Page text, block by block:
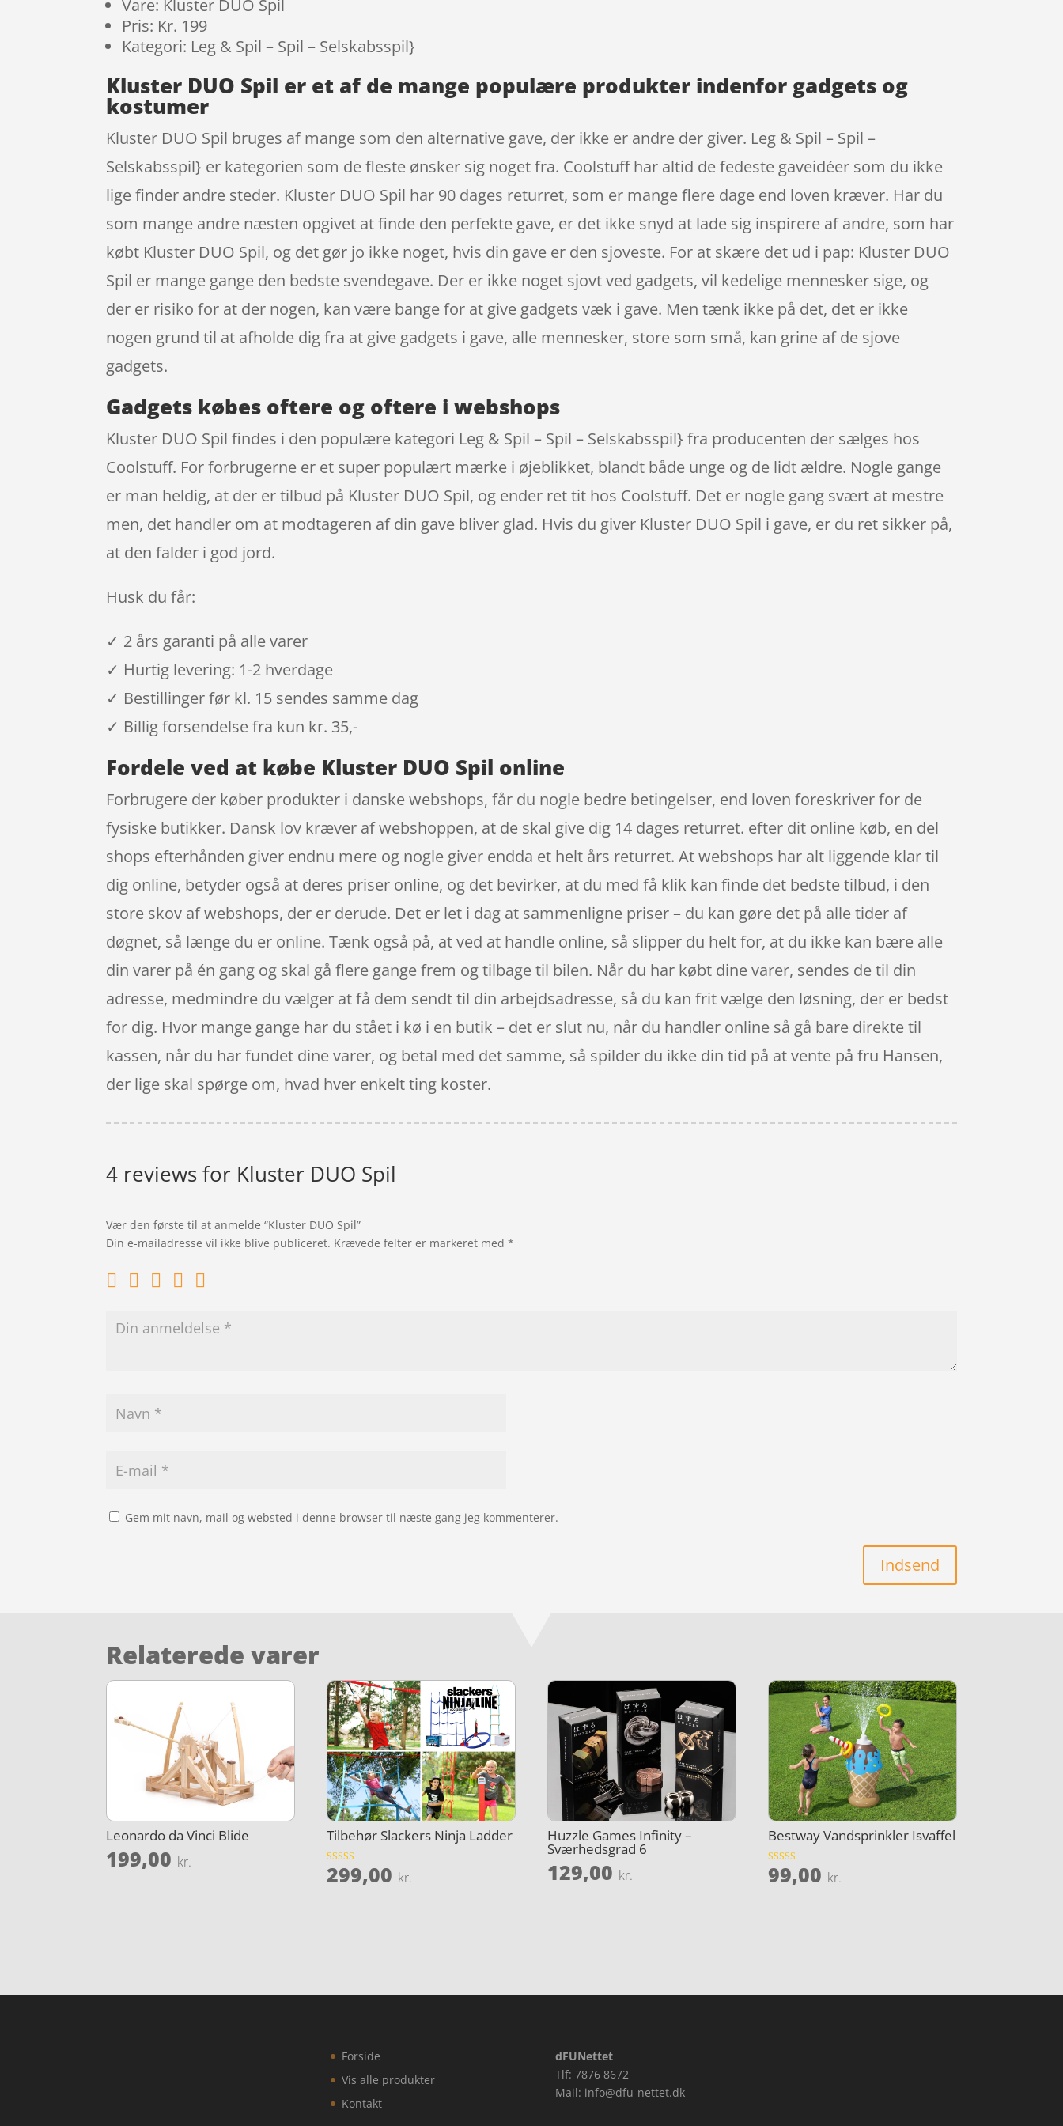
Vare: Kluster DUO Spil
Pris: Kr. 199
Kategori: Leg & Spil – Spil – Selskabsspil}
Kluster DUO Spil er et af de mange populære produkter indenfor gadgets og
kostumer
Kluster DUO Spil bruges af mange som den alternative gave, der ikke er andre der giver. Leg & Spil – Spil –
Selskabsspil} er kategorien som de fleste ønsker sig noget fra. Coolstuff har altid de fedeste gaveidéer som du ikke
lige finder andre steder. Kluster DUO Spil har 90 dages returret, som er mange flere dage end loven kræver. Har du
som mange andre næsten opgivet at finde den perfekte gave, er det ikke snyd at lade sig inspirere af andre, som har
købt Kluster DUO Spil, og det gør jo ikke noget, hvis din gave er den sjoveste. For at skære det ud i pap: Kluster DUO
Spil er mange gange den bedste svendegave. Der er ikke noget sjovt ved gadgets, vil kedelige mennesker sige, og
der er risiko for at der nogen, kan være bange for at give gadgets væk i gave. Men tænk ikke på det, det er ikke
nogen grund til at afholde dig fra at give gadgets i gave, alle mennesker, store som små, kan grine af de sjove
gadgets.
Gadgets købes oftere og oftere i webshops
Kluster DUO Spil findes i den populære kategori Leg & Spil – Spil – Selskabsspil} fra producenten der sælges hos
Coolstuff. For forbrugerne er et super populært mærke i øjeblikket, blandt både unge og de lidt ældre. Nogle gange
er man heldig, at der er tilbud på Kluster DUO Spil, og ender ret tit hos Coolstuff. Det er nogle gang svært at mestre
men, det handler om at modtageren af din gave bliver glad. Hvis du giver Kluster DUO Spil i gave, er du ret sikker på,
at den falder i god jord.
Husk du får:
✓ 2 års garanti på alle varer
✓ Hurtig levering: 1-2 hverdage
✓ Bestillinger før kl. 15 sendes samme dag
✓ Billig forsendelse fra kun kr. 35,-
Fordele ved at købe Kluster DUO Spil online
Forbrugere der køber produkter i danske webshops, får du nogle bedre betingelser, end loven foreskriver for de
fysiske butikker. Dansk lov kræver af webshoppen, at de skal give dig 14 dages returret. efter dit online køb, en del
shops efterhånden giver endnu mere og nogle giver endda et helt års returret. At webshops har alt liggende klar til
dig online, betyder også at deres priser online, og det bevirker, at du med få klik kan finde det bedste tilbud, i den
store skov af webshops, der er derude. Det er let i dag at sammenligne priser – du kan gøre det på alle tider af
døgnet, så længe du er online. Tænk også på, at ved at handle online, så slipper du helt for, at du ikke kan bære alle
din varer på én gang og skal gå flere gange frem og tilbage til bilen. Når du har købt dine varer, sendes de til din
adresse, medmindre du vælger at få dem sendt til din arbejdsadresse, så du kan frit vælge den løsning, der er bedst
for dig. Hvor mange gange har du stået i kø i en butik – det er slut nu, når du handler online så gå bare direkte til
kassen, når du har fundet dine varer, og betal med det samme, så spilder du ikke din tid på at vente på fru Hansen,
der lige skal spørge om, hvad hver enkelt ting koster.
4 reviews for Kluster DUO Spil
Vær den første til at anmelde “Kluster DUO Spil”
Din e-mailadresse vil ikke blive publiceret. Krævede felter er markeret med*
Gem mit navn, mail og websted i denne browser til næste gang jeg kommenterer.
Indsend
Relaterede varer
Leonardo da Vinci Blide
199,00 kr.
Tilbehør Slackers Ninja Ladder
Vurderet
4.6
299,00 kr.
Huzzle Games Infinity –
Sværhedsgrad 6
129,00 kr.
Bestway Vandsprinkler Isvaffel
Vurderet
4.2
99,00 kr.
Forside
Vis alle produkter
Kontakt
dFUNettet
Tlf: 7876 8672
Mail: info@dfu-nettet.dk